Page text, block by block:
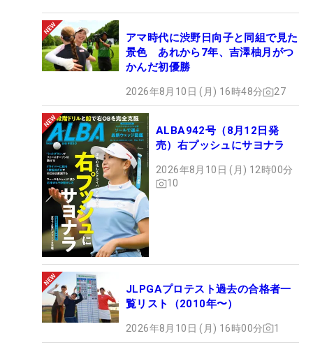
アマ時代に渋野日向子と同組で見た
景色 あれから7年、吉澤柚月がつ
かんだ初優勝
2026年8月10日 (月) 16時48分 27
ALBA942号（8月12日発
売）右プッシュにサヨナラ
2026年8月10日 (月) 12時00分
10
JLPGAプロテスト過去の合格者一
覧リスト（2010年〜）
2026年8月10日 (月) 16時00分 1